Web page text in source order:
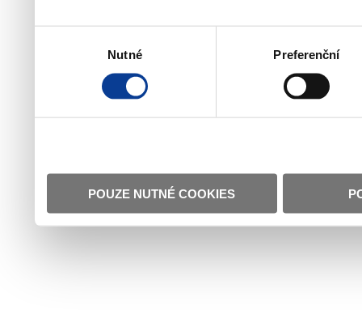
Nutné Preferenční
POUZE NUTNÉ COOKIES